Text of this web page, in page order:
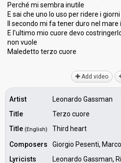
Perché mi sembra inutile
E sai che uno lo uso per ridere i
Il secondo mi fa tener duro nel
E l'ultimo mio cuore devo
non vuole
Mаledetto terzo cuore
Add video
Artist
Leonardo Gassman
Title
Terzo cuore
Title (English)
Third heart
Composers
Giorgio Pesenti,
Lyricists
Leonardo Gassman,